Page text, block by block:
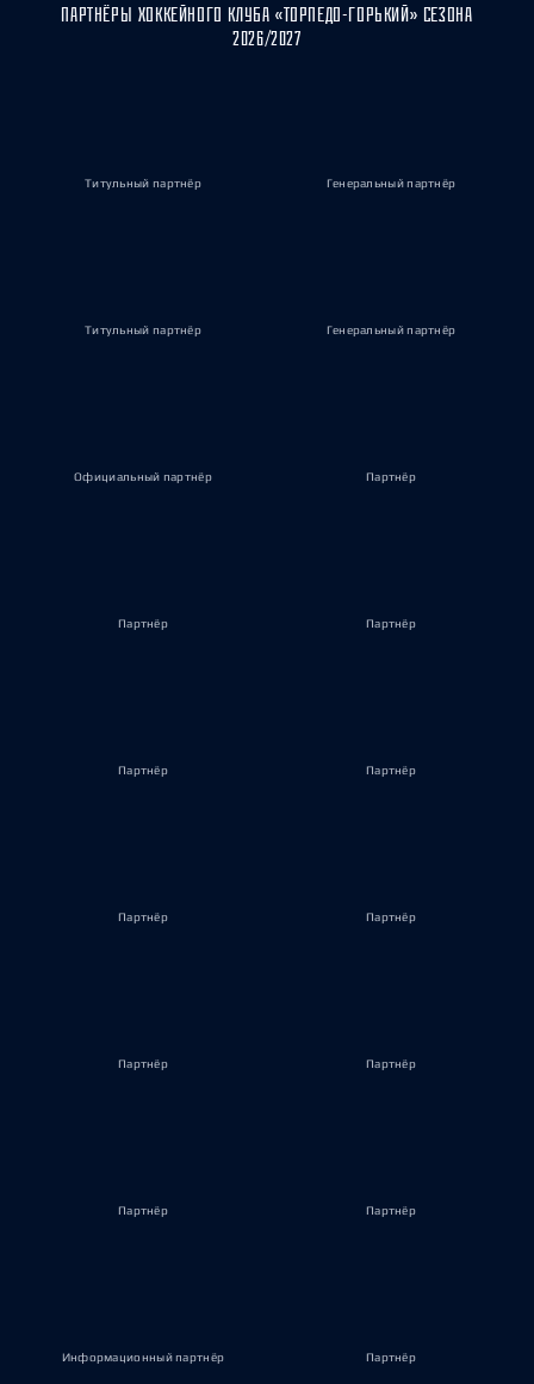
ПАРТНЁРЫ ХОККЕЙНОГО КЛУБА «ТОРПЕДО-ГОРЬКИЙ» СЕЗОНА
2026/2027
Титульный партнёр Генеральный партнёр
Титульный партнёр Генеральный партнёр
Официальный партнёр Партнёр
Партнёр Партнёр
Партнёр Партнёр
Партнёр Партнёр
Партнёр Партнёр
Партнёр Партнёр
Информационный партнёр Партнёр